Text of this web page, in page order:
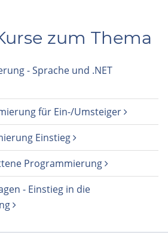
zum Thema
- Sprache und .NET
für Ein-/Umsteiger
Einstieg
Programmierung
- Einstieg in die